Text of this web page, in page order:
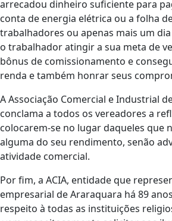
arrecadou dinheiro suficiente para
conta de energia elétrica ou a folha
trabalhadores ou apenas mais um
o trabalhador atingir a sua meta de
bônus de comissionamento e
renda e também honrar seus
A Associação Comercial e Industrial
conclama a todos os vereadores a
colocarem-se no lugar daqueles que
alguma do seu rendimento, senão
atividade comercial.
Por fim, a ACIA, entidade que
empresarial de Araraquara há 89
respeito à todas as instituições